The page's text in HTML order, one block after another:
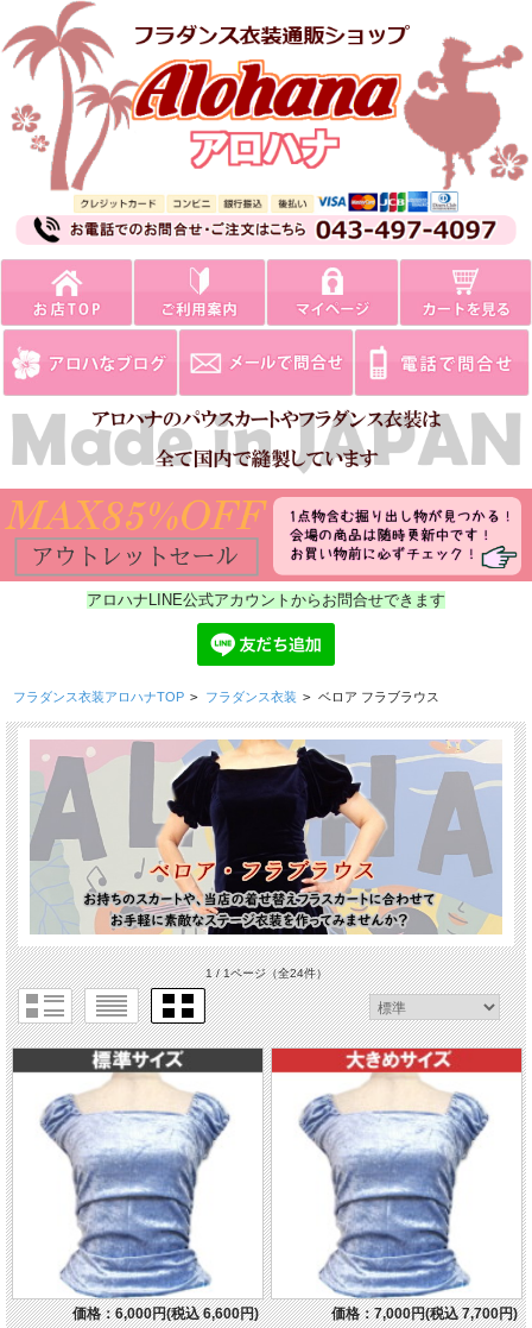
アロハナLINE公式アカウントからお問合せできます
フラダンス衣装アロハナTOP > フラダンス衣装 > ベロア フラブラウス
1 / 1ページ（全24件）
価格：6,000円(税込 6,600円) 価格：7,000円(税込 7,700円)